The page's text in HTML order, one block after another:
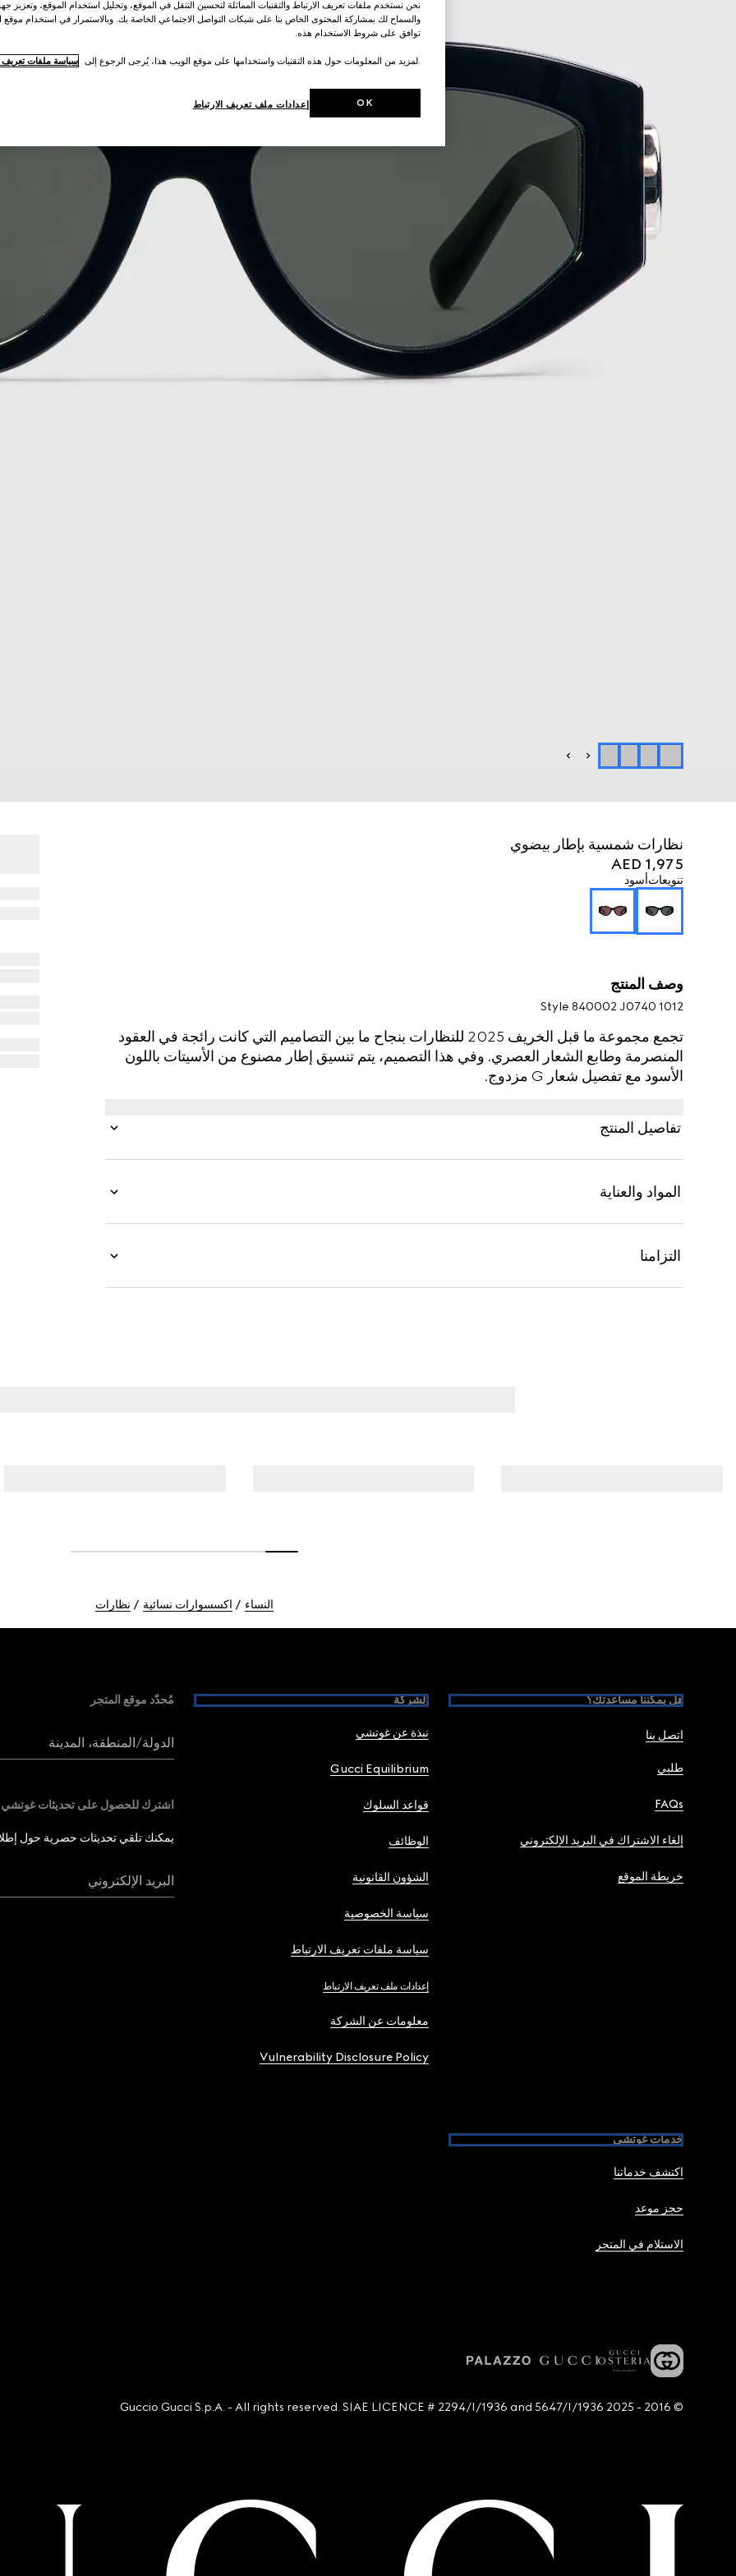
نظارات شمسية بإطار بيضوي
AED 1,975
تنويعاتأسود
وصف المنتج
Style ‎840002 J0740 1012
تجمع مجموعة ما قبل الخريف 2025 للنظارات بنجاح ما بين التصاميم التي كانت رائجة في العقود
المنصرمة وطابع الشعار العصري. وفي هذا التصميم، يتم تنسيق إطار مصنوع من الأسيتات باللون
الأسود مع تفصيل شعار G مزدوج.
تفاصيل المنتج
المواد والعناية
التزامنا
النساء اكسسوارات نسائية نظارات
هل يمكننا مساعدتك؟
اتصل بنا
طلبي
FAQs
إلغاء الاشتراك في البريد الإلكتروني
خريطة الموقع
الشركة
نبذة عن غوتشي
Gucci Equilibrium
قواعد السلوك
الوظائف
الشؤون القانونية
سياسة الخصوصية
سياسة ملفات تعريف الارتباط
إعدادات ملف تعريف الارتباط
معلومات عن الشركة
Vulnerability Disclosure Policy
خدمات غوتشي
اكتشف خدماتنا
حجز موعد
الاستلام في المتجر
مُحدّد موقع المتجر
الدولة/المنطقة، المدينة
اشترك للحصول على تحديثات غوتشي
يمكنك تلقي تحديثات حصرية حول
البريد الإلكتروني
© 2016 - 2025 Guccio Gucci S.p.A. - All rights reserved. SIAE LICENCE # 2294/I/1936 and 5647/I/1936
نحن نستخدم ملفات تعريف الارتباط والتقنيات المماثلة لتحسين التنقل في الموقع، وتحليل استخدام الموقع، وتعزيز
والسماح لك بمشاركة المحتوى الخاص بنا على شبكات التواصل الاجتماعي الخاصة بك. وبالاستمرار في استخدام موقع
توافق على شروط الاستخدام هذه.
.لمزيد من المعلومات حول هذه التقنيات واستخدامها على موقع الويب هذا، يُرجى الرجوع إلى سياسة ملفات تعريف
إعدادات ملف تعريف الارتباط OK